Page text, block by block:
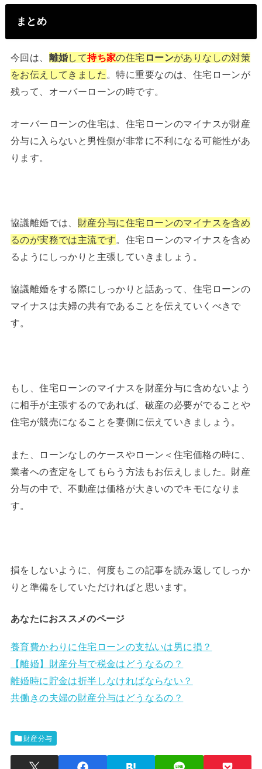
まとめ
今回は、 離婚して持ち家の住宅 ローンがありなしの対策
をお伝えしてきました 。特に重要なのは、住宅ローンが
残って、オーバーローンの時です。
オーバーローンの住宅は、住宅ローンのマイナスが財産
分与に入らないと男性側が非常に不利になる可能性があ
ります。
協議離婚では、 財産分与に住宅ローンのマイナスを含め
るのが実務では主流です。住宅ローンのマイナスを含め
るようにしっかりと主張していきましょう。
協議離婚をする際にしっかりと話あって、住宅ローンの
マイナスは夫婦の共有であることを伝えていくべきで
す。
もし、住宅ローンのマイナスを財産分与に含めないよう
に相手が主張するのであれば、破産の必要がでることや
住宅が競売になることを妻側に伝えていきましょう。
また、ローンなしのケースやローン＜住宅価格の時に、
業者への査定をしてもらう方法もお伝えしました。財産
分与の中で、不動産は価格が大きいのでキモになりま
す。
損をしないように、何度もこの記事を読み返してしっか
りと準備をしていただければと思います。
あなたにおススメのページ
養育費かわりに住宅ローンの支払いは男に損？
【離婚】財産分与で税金はどうなるの？
離婚時に貯金は折半しなければならない？
共働きの夫婦の財産分与はどうなるの？
財産分与